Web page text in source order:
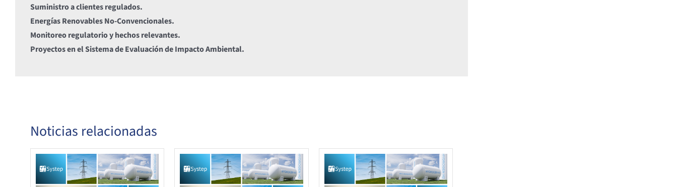
Suministro a clientes regulados.
Energías Renovables No-Convencionales.
Monitoreo regulatorio y hechos relevantes.
Proyectos en el Sistema de Evaluación de Impacto Ambiental.
Noticias relacionadas